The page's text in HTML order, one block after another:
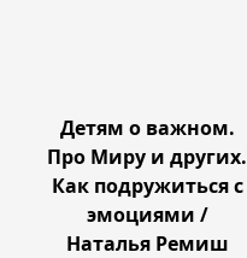
Детям о важном.
Про Миру и других.
Как подружиться с
эмоциями /
Наталья Ремиш